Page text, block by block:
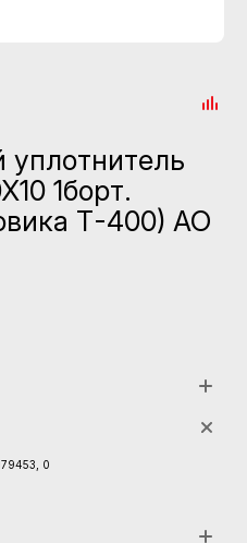
1борт.
Т-400) АО
0